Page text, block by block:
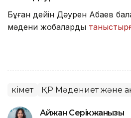
Бұған дейін Дәурен Абаев
мәдени жобаларды
Үкімет ҚР Мәдениет және
Айжан Серікжанқызы